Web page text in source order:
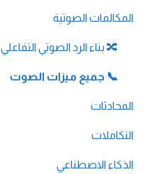
💳 الفوترة والدفع
⚙️ إعدادات الحساب
المكالمات الصوتية
🔀 بناء الرد الصوتي التفاعلي
📞 جميع ميزات الصوت
المحادثات
💬 واتساب
التكاملات
🔌 تكامل HubSpot
الذكاء الاصطناعي